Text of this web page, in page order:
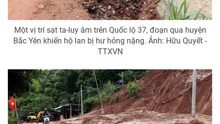
Sản phẩm
Thị trường
Tư vấn
Lịch phát sóng
Emagazine Podcast
Photo Infographic
Một vị trí sạt ta-luy âm trên Quốc lộ 37, đoạn qua huyện
Bắc Yên khiến hộ lan bị hư hỏng nặng. Ảnh: Hữu Quyết -
TTXVN